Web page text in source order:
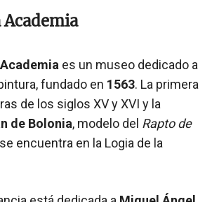
Academia
es un museo dedicado a
fundado en 1563. La primera
de los siglos XV y XVI y la
de Bolonia, modelo del Rapto de
encuentra en la Logia de la